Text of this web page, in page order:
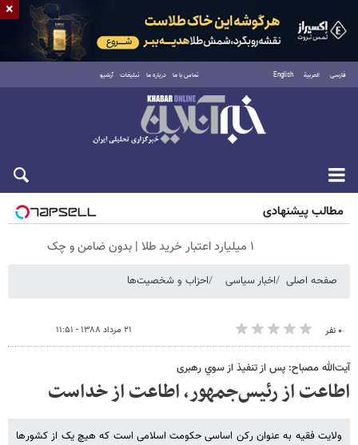
فارسی العربية English تماس با ما درباره ما تبلیغات آرشیو
جمعه ۱۶ مرداد ۱۴۰۵
مطالب پیشنهادی
۱ میلیارد اعتبار خرید طلا | بدون ضامن و چک
صفحه اصلی اخبار سیاسی احزاب و شخصیت‌ها
۰ نفر ۲۱ مرداد ۱۳۸۸ - ۱۱:۵۱
آیت‌الله مصباح: پس از تنفيذ از سوي رهبری
اطاعت از رئیس‌جمهور، اطاعت از خداست
ولایت فقیه به عنوان رکن اساسی حکومت اسلامی است که هیچ یک از کشورها
×